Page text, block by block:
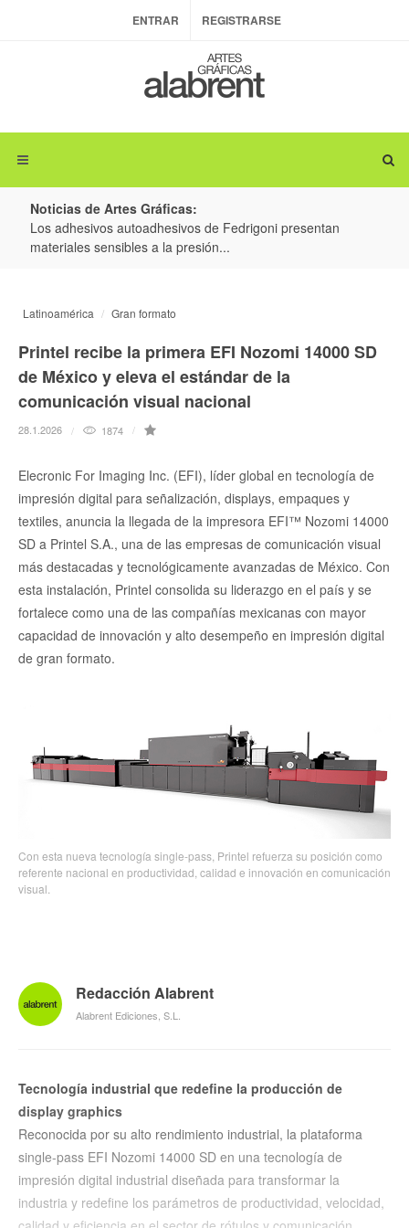
ENTRAR REGISTRARSE
Noticias de Artes Gráficas:
Los adhesivos autoadhesivos de Fedrigoni presentan
materiales sensibles a la presión...
Latinoamérica Gran formato
Printel recibe la primera EFI Nozomi 14000 SD
de México y eleva el estándar de la
comunicación visual nacional
28.1.2026 1874
Elecronic For Imaging Inc. (EFI), líder global en tecnología de
impresión digital para señalización, displays, empaques y
textiles, anuncia la llegada de la impresora EFI™ Nozomi 14000
SD a Printel S.A., una de las empresas de comunicación visual
más destacadas y tecnológicamente avanzadas de México. Con
esta instalación, Printel consolida su liderazgo en el país y se
fortalece como una de las compañías mexicanas con mayor
capacidad de innovación y alto desempeño en impresión digital
de gran formato.
Con esta nueva tecnología single-pass, Printel refuerza su posición como
referente nacional en productividad, calidad e innovación en comunicación
visual.
Redacción Alabrent
Alabrent Ediciones, S.L.
Tecnología industrial que redefine la producción de
display graphics
Reconocida por su alto rendimiento industrial, la plataforma
single-pass EFI Nozomi 14000 SD en una tecnología de
impresión digital industrial diseñada para transformar la
industria y redefine los parámetros de productividad, velocidad,